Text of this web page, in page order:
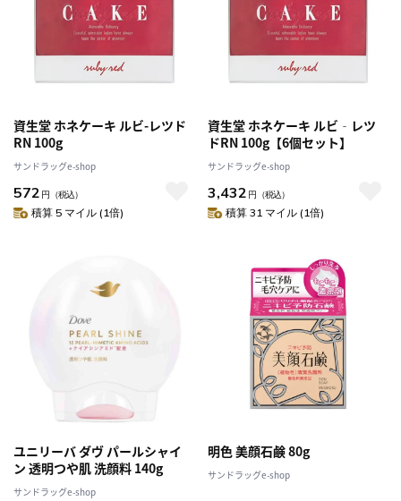
資生堂 ホネケーキ ルビ-レツド
RN 100g
サンドラッグe-shop
572 円 （税込）
積算 5 マイル (1倍)
資生堂 ホネケーキ ルビ‐レツ
ドRN 100g【6個セット】
サンドラッグe-shop
3,432 円 （税込）
積算 31 マイル (1倍)
ユニリーバ ダヴ パールシャイ
ン 透明つや肌 洗顔料 140g
サンドラッグe-shop
明色 美顔石鹸 80g
サンドラッグe-shop